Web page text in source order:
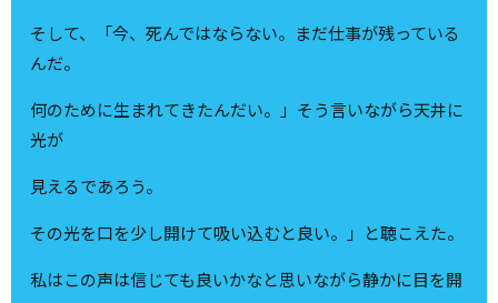
そして、「今、死んではならない。まだ仕事が残っている
んだ。
何のために生まれてきたんだい。」そう言いながら天井に
光が
見えるであろう。
その光を口を少し開けて吸い込むと良い。」と聴こえた。
私はこの声は信じても良いかなと思いながら静かに目を開